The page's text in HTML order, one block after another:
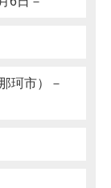
珂市）－